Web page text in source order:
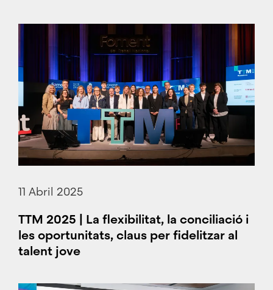
11 Abril 2025
TTM 2025 | La flexibilitat, la conciliació i
les oportunitats, claus per fidelitzar al
talent jove